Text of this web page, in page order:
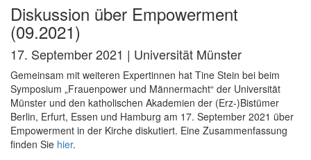
Diskussion über Empowerment
(09.2021)
17. September 2021 | Universität Münster
Gemeinsam mit weiteren Expertinnen hat Tine Stein bei beim
Symposium „Frauenpower und Männermacht“ der Universität
Münster und den katholischen Akademien der (Erz-)Bistümer
Berlin, Erfurt, Essen und Hamburg am 17. September 2021 über
Empowerment in der Kirche diskutiert. Eine Zusammenfassung
finden Sie hier.